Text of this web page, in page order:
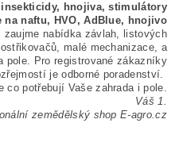
hnojiva, stimulátory
na naftu, HVO, AdBlue, hnojivo
zaujme nabídka závlah, listových
malé mechanizace, a
pole. Pro registrované zákazníky
je odborné poradenství.
co potřebují Vaše zahrada i pole.
1.
zemědělský shop E-agro.cz